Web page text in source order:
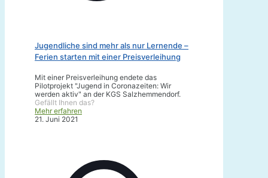
Jugendliche sind mehr als nur Lernende –
Ferien starten mit einer Preisverleihung
Mit einer Preisverleihung endete das
Pilotprojekt "Jugend in Coronazeiten: Wir
werden aktiv" an der KGS Salzhemmendorf.
Gefällt Ihnen das?
Mehr erfahren
21. Juni 2021